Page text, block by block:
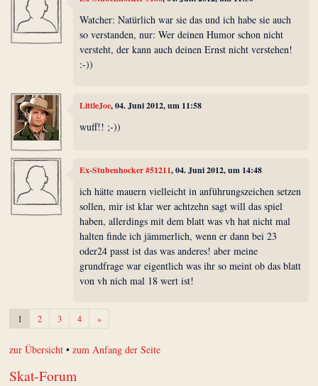
Watcher: Natürlich war sie das und ich habe sie auch
so verstanden, nur: Wer deinen Humor schon nicht
versteht, der kann auch deinen Ernst nicht verstehen!
:-))
LittleJoe, 04. Juni 2012, um 11:58
wuff!! ;-))
Ex-Stubenhocker #51211, 04. Juni 2012, um 14:48
ich hätte mauern vielleicht in anführungszeichen setzen
sollen, mir ist klar wer achtzehn sagt will das spiel
haben, allerdings mit dem blatt was vh hat nicht mal
halten finde ich jämmerlich, wenn er dann bei 23
oder24 passt ist das was anderes! aber meine
grundfrage war eigentlich was ihr so meint ob das blatt
von vh nich mal 18 wert ist!
1 2 3 4 »Weiter
zur Übersicht •zum Anfang der Seite
Skat-Forum